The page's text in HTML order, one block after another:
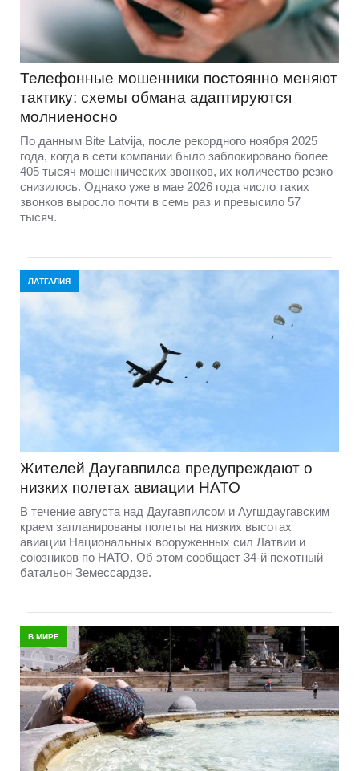
Телефонные мошенники постоянно меняют
тактику: схемы обмана адаптируются
молниеносно
По данным Bite Latvija, после рекордного ноября 2025
года, когда в сети компании было заблокировано более
405 тысяч мошеннических звонков, их количество резко
снизилось. Однако уже в мае 2026 года число таких
звонков выросло почти в семь раз и превысило 57
тысяч.
ЛАТГАЛИЯ
Жителей Даугавпилса предупреждают о
низких полетах авиации НАТО
В течение августа над Даугавпилсом и Аугшдаугавским
краем запланированы полеты на низких высотах
авиации Национальных вооруженных сил Латвии и
союзников по НАТО. Об этом сообщает 34-й пехотный
батальон Земессардзе.
В МИРЕ